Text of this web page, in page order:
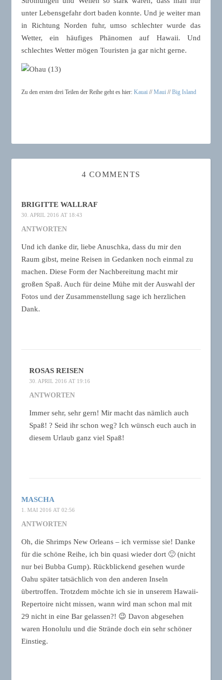
unter Lebensgefahr dort baden konnte. Und je weiter man
in Richtung Norden fuhr, umso schlechter wurde das
Wetter, ein häufiges Phänomen auf Hawaii. Und
schlechtes Wetter mögen Touristen ja gar nicht gerne.
Zu den ersten drei Teilen der Reihe geht es hier: Kauai //Maui //Big Island
4 COMMENTS
BRIGITTE WALLRAF
30. APRIL 2016 AT 18:43
ANTWORTEN
Und ich danke dir, liebe Anuschka, dass du mir den
Raum gibst, meine Reisen in Gedanken noch einmal zu
machen. Diese Form der Nachbereitung macht mir
großen Spaß. Auch für deine Mühe mit der Auswahl der
Fotos und der Zusammenstellung sage ich herzlichen
Dank.
ROSAS REISEN
30. APRIL 2016 AT 19:16
ANTWORTEN
Immer sehr, sehr gern! Mir macht das nämlich auch
Spaß! ? Seid ihr schon weg? Ich wünsch euch auch in
diesem Urlaub ganz viel Spaß!
MASCHA
1. MAI 2016 AT 02:56
ANTWORTEN
Oh, die Shrimps New Orleans – ich vermisse sie! Danke
für die schöne Reihe, ich bin quasi wieder dort 🙂 (nicht
nur bei Bubba Gump). Rückblickend gesehen wurde
Oahu später tatsächlich von den anderen Inseln
übertroffen. Trotzdem möchte ich sie in unserem Hawaii-
Repertoire nicht missen, wann wird man schon mal mit
29 nicht in eine Bar gelassen?! 😉 Davon abgesehen
waren Honolulu und die Strände doch ein sehr schöner
Einstieg.